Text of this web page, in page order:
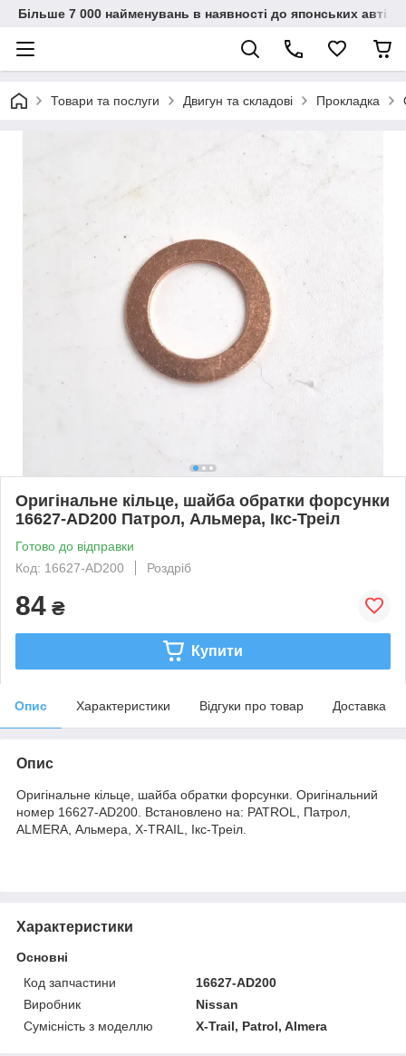
Більше 7 000 найменувань в наявності до японських
Товари та послуги Двигун та складові Прокладка
Оригінальне кільце, шайба обратки форсунки
16627-AD200 Патрол, Альмера, Ікс-Треіл
Готово до відправки
Код: 16627-AD200
Роздріб
84 ₴
Купити
Опис Характеристики Відгуки про товар Доставка
Опис
Оригінальне кільце, шайба обратки форсунки. Оригінальний
номер 16627-AD200. Встановлено на: PATROL, Патрол,
ALMERA, Альмера, X-TRAIL, Ікс-Треіл.
Характеристики
Основні
Код запчастини
16627-AD200
Виробник
Nissan
Сумісність з моделлю
X-Trail, Patrol, Almera